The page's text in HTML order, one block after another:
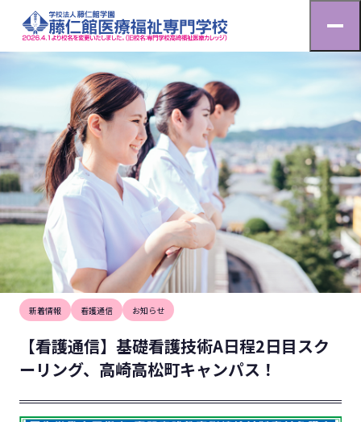
お知らせ
HOME お知らせ 【看護通信】基礎看護技術A日程2日目スクーリング、高崎
2025.6.15
新着情報 看護通信 お知らせ
【看護通信】基礎看護技術A日程2日目スク
ーリング、高崎高松町キャンパス！